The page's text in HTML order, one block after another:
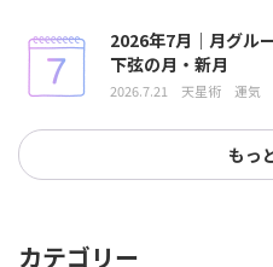
2026年7月｜月グル
下弦の月・新月
2026.7.21 天星術 運気
もっ
カテゴリー